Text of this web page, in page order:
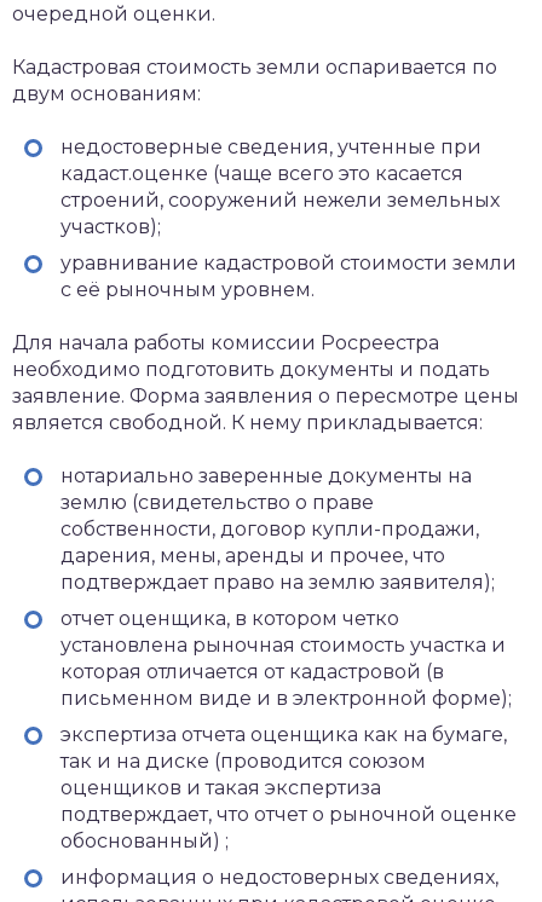
очередной оценки.
Кадастровая стоимость земли оспаривается по
двум основаниям:
недостоверные сведения, учтенные при
кадаст.оценке (чаще всего это касается
строений, сооружений нежели земельных
участков);
уравнивание кадастровой стоимости земли
с её рыночным уровнем.
Для начала работы комиссии Росреестра
необходимо подготовить документы и подать
заявление. Форма заявления о пересмотре цены
является свободной. К нему прикладывается:
нотариально заверенные документы на
землю (свидетельство о праве
собственности, договор купли-продажи,
дарения, мены, аренды и прочее, что
подтверждает право на землю заявителя);
отчет оценщика, в котором четко
установлена рыночная стоимость участка и
которая отличается от кадастровой (в
письменном виде и в электронной форме);
экспертиза отчета оценщика как на бумаге,
так и на диске (проводится союзом
оценщиков и такая экспертиза
подтверждает, что отчет о рыночной оценке
обоснованный) ;
информация о недостоверных сведениях,